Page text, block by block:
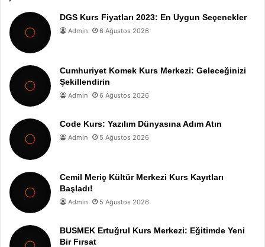
DGS Kurs Fiyatları 2023: En Uygun Seçenekler
Admin 6 Ağustos 2026
Cumhuriyet Komek Kurs Merkezi: Geleceğinizi
Şekillendirin
Admin 6 Ağustos 2026
Code Kurs: Yazılım Dünyasına Adım Atın
Admin 5 Ağustos 2026
Cemil Meriç Kültür Merkezi Kurs Kayıtları
Başladı!
Admin 5 Ağustos 2026
BUSMEK Ertuğrul Kurs Merkezi: Eğitimde Yeni
Bir Fırsat